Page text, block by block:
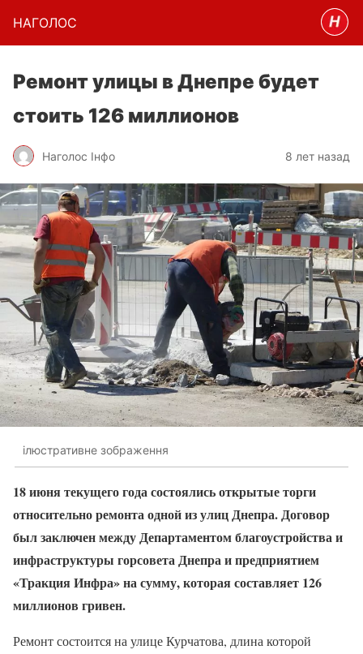
НАГОЛОC
Ремонт улицы в Днепре будет
стоить 126 миллионов
Наголос Інфо 8 лет назад
ілюстративне зображення
18 июня текущего года состоялись открытые торги
относительно ремонта одной из улиц Днепра. Договор
был заключен между Департаментом благоустройства и
инфраструктуры горсовета Днепра и предприятием
«Тракция Инфра» на сумму, которая составляет 126
миллионов гривен.
Ремонт состоится на улице Курчатова, длина которой